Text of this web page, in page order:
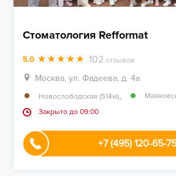
Стоматология Refformat
5.0 102 отзывов
Москва, ул. Фадеева, д. 4а
Новослободская (514м),
Закрыто до 09:00
+7 (495) 120-65-75